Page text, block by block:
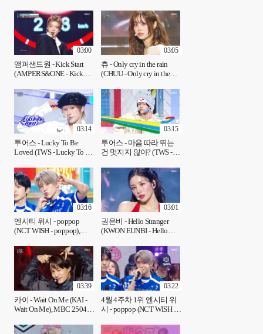
송
앰퍼샌드원 - Kick Start
(AMPERS&ONE - Kick
03:00
츄 - Only cry in the rain
(CHUU - Only cry in the
03:05
투어스 - Lucky To Be
Loved (TWS - Lucky To Be
03:14
투어스 - 마음 따라 뛰는
건 멋지지 않아? (TWS -
250426 방송
03:15
엔시티 위시 - poppop
(NCT WISH - poppop),
03:16
권은비 - Hello Stranger
(KWON EUNBI - Hello
송
03:01
카이 - Wait On Me (KAI -
Wait On Me), MBC 250426
03:39
4월 4주차 1위 엔시티 위
시 - poppop (NCT WISH -
송
03:22